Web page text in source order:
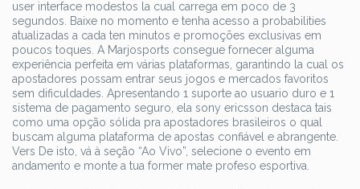
user interface modestos la cual carrega em poco de 3
segundos. Baixe no momento e tenha acesso a probabilities
atualizadas a cada ten minutos e promoções exclusivas em
poucos toques. A Marjosports consegue fornecer alguma
experiência perfeita em várias plataformas, garantindo la cual os
apostadores possam entrar seus jogos e mercados favoritos
sem dificuldades. Apresentando 1 suporte ao usuario duro e 1
sistema de pagamento seguro, ela sony ericsson destaca tais
como uma opção sólida pra apostadores brasileiros o qual
buscam alguma plataforma de apostas confiável e abrangente.
Vers De isto, vá à seção “Ao Vivo”, selecione o evento em
andamento e monte a tua former mate profeso esportiva.